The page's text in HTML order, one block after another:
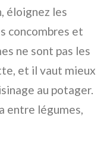
éloignez les
concombres et
ne sont pas les
et il vaut mieux
au potager.
entre légumes,